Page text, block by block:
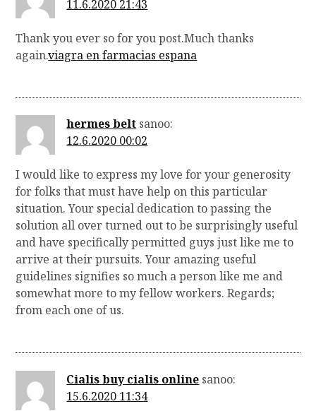
11.6.2020 21:43
Thank you ever so for you post.Much thanks
again.viagra en farmacias espana
hermes belt sanoo:
12.6.2020 00:02
I would like to express my love for your generosity
for folks that must have help on this particular
situation. Your special dedication to passing the
solution all over turned out to be surprisingly useful
and have specifically permitted guys just like me to
arrive at their pursuits. Your amazing useful
guidelines signifies so much a person like me and
somewhat more to my fellow workers. Regards;
from each one of us.
Cialis buy cialis online sanoo:
15.6.2020 11:34